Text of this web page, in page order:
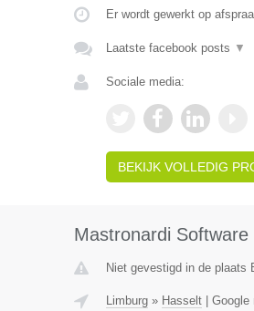
Er wordt gewerkt op
Laatste facebook posts ▼
Sociale media:
BEKIJK VOLLEDIG
Mastronardi Software
Niet gevestigd in de plaats
Limburg» Hasselt| Google